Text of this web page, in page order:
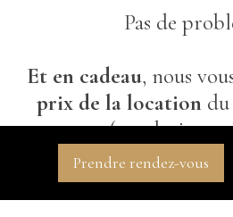
Pas de
Et en cadeau, nous
prix de la location
costume (sur devis et
les pièces
Prendre
Prendre rendez-vous